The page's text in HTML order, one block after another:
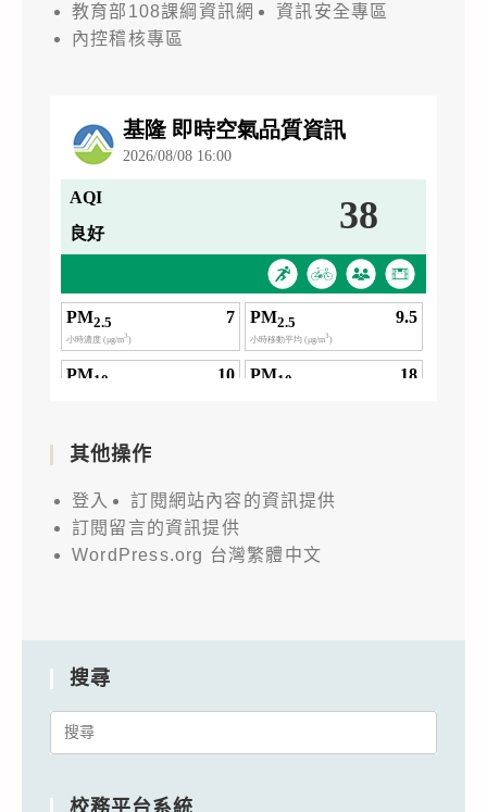
教育部108課綱資訊網
資訊安全專區
內控稽核專區
其他操作
登入
訂閱網站內容的資訊提供
訂閱留言的資訊提供
WordPress.org 台灣繁體中文
搜尋
Search
校務平台系統